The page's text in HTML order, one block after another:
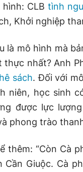
CLB tình
Khởi nghiệp
là mô hình mà
thực nhất? Anh
sách. Đối với
niên, học sinh
được lực
phong trào
thêm: “Còn Cà
Cần Giuộc. Cà